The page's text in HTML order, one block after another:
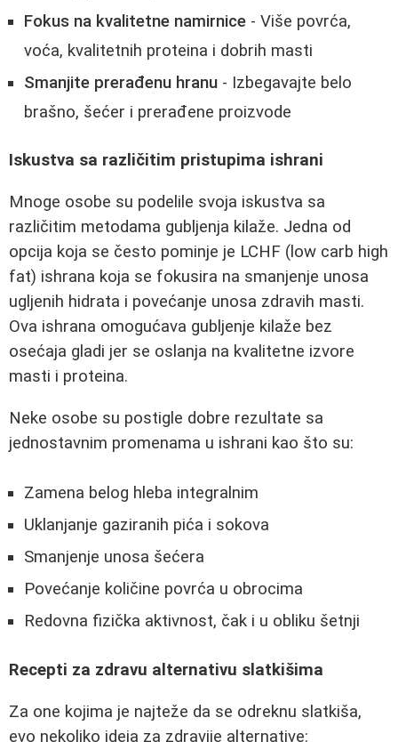
Fokus na kvalitetne namirnice - Više povrća,
voća, kvalitetnih proteina i dobrih masti
Smanjite prerađenu hranu - Izbegavajte belo
brašno, šećer i prerađene proizvode
Iskustva sa različitim pristupima ishrani
Mnoge osobe su podelile svoja iskustva sa
različitim metodama gubljenja kilaže. Jedna od
opcija koja se često pominje je LCHF (low carb high
fat) ishrana koja se fokusira na smanjenje unosa
ugljenih hidrata i povećanje unosa zdravih masti.
Ova ishrana omogućava gubljenje kilaže bez
osećaja gladi jer se oslanja na kvalitetne izvore
masti i proteina.
Neke osobe su postigle dobre rezultate sa
jednostavnim promenama u ishrani kao što su:
Zamena belog hleba integralnim
Uklanjanje gaziranih pića i sokova
Smanjenje unosa šećera
Povećanje količine povrća u obrocima
Redovna fizička aktivnost, čak i u obliku šetnji
Recepti za zdravu alternativu slatkišima
Za one kojima je najteže da se odreknu slatkiša,
evo nekoliko ideja za zdravije alternative: